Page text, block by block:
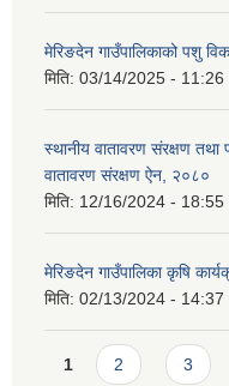
मेरिङदेन गाउँपालिकाको पशु
मिति: 03/14/2025 - 11:26
स्थानीय वातावरण संरक्षण तथा
वातावरण संरक्षण ऐन, २०८०
मिति: 12/16/2024 - 18:55
मेरिङदेन गाउँपालिका कृषि
मिति: 02/13/2024 - 14:37
Pages
1 2 3